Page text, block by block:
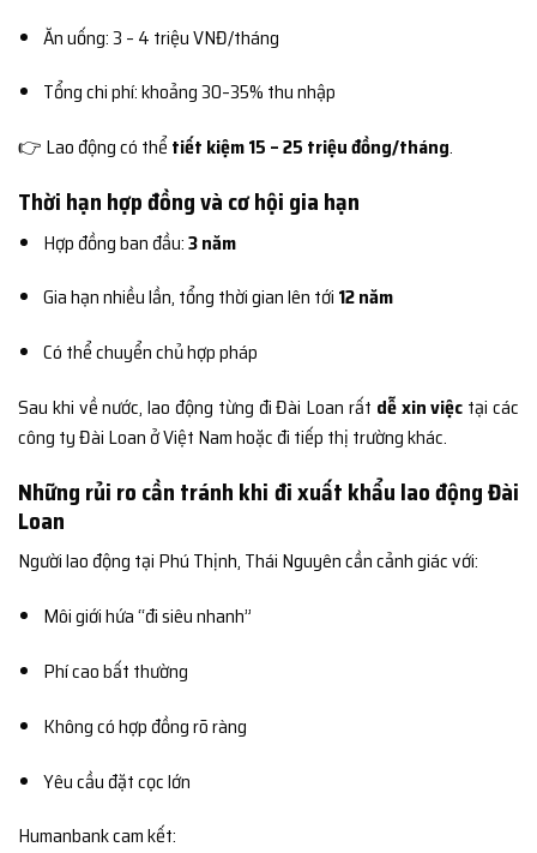
Ăn uống: 3 – 4 triệu VNĐ/tháng
Tổng chi phí: khoảng 30–35% thu nhập
👉 Lao động có thể tiết kiệm 15 – 25 triệu đồng/tháng.
Thời hạn hợp đồng và cơ hội gia hạn
Hợp đồng ban đầu:3 năm
Gia hạn nhiều lần, tổng thời gian lên tới 12 năm
Có thể chuyển chủ hợp pháp
Sau khi về nước, lao động từng đi Đài Loan rất dễ xin việc tại các
công ty Đài Loan ở Việt Nam hoặc đi tiếp thị trường khác.
Những rủi ro cần tránh khi đi xuất khẩu lao động Đài
Loan
Người lao động tại Phú Thịnh, Thái Nguyên cần cảnh giác với:
Môi giới hứa “đi siêu nhanh”
Phí cao bất thường
Không có hợp đồng rõ ràng
Yêu cầu đặt cọc lớn
Humanbank cam kết: